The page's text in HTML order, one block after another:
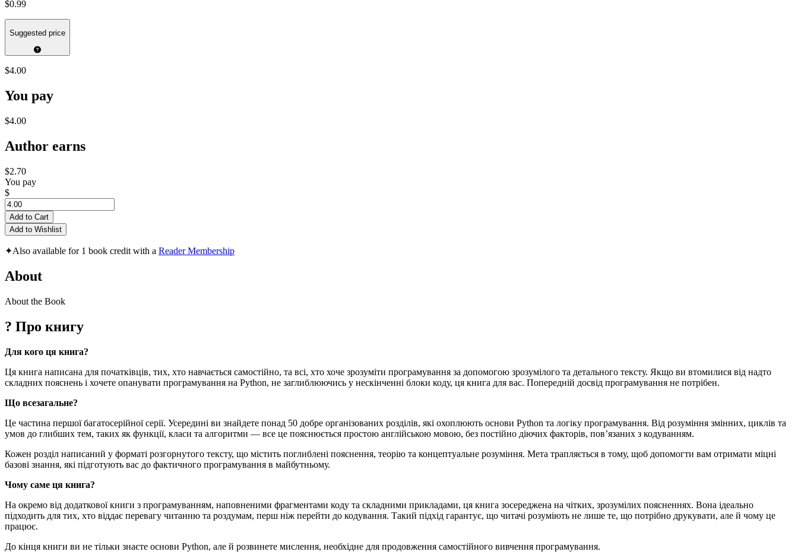
$0.99
Suggested price
$4.00
You pay
$4.00
Author earns
$2.70
You pay
$
Add to Cart
Add to Wishlist
✦Also available for 1 book credit with a Reader Membership
About
About the Book
? Про книгу
Для кого ця книга?
Ця книга написана для початківців, тих, хто навчається самостійно, та всі, хто хоче зрозуміти програмування за допомогою зрозумілого та детального тексту. Якщо ви втомилися від надто
складних пояснень і хочете опанувати програмування на Python, не заглиблюючись у нескінченні блоки коду, ця книга для вас. Попередній досвід програмування не потрібен.
Що всезагальне?
Це частина першої багатосерійної серії. Усередині ви знайдете понад 50 добре організованих розділів, які охоплюють основи Python та логіку програмування. Від розуміння змінних, циклів та
умов до глибших тем, таких як функції, класи та алгоритми — все це пояснюється простою англійською мовою, без постійно діючих факторів, пов’язаних з кодуванням.
Кожен розділ написаний у форматі розгорнутого тексту, що містить поглиблені пояснення, теорію та концептуальне розуміння. Мета трапляється в тому, щоб допомогти вам отримати міцні
базові знання, які підготують вас до фактичного програмування в майбутньому.
Чому саме ця книга?
На окремо від додаткової книги з програмуванням, наповненими фрагментами коду та складними прикладами, ця книга зосереджена на чітких, зрозумілих поясненнях. Вона ідеально
підходить для тих, хто віддає перевагу читанню та роздумам, перш ніж перейти до кодування. Такий підхід гарантує, що читачі розуміють не лише те, що потрібно друкувати, але й чому це
працює.
До кінця книги ви не тільки знаєте основи Python, але й розвинете мислення, необхідне для продовження самостійного вивчення програмування.